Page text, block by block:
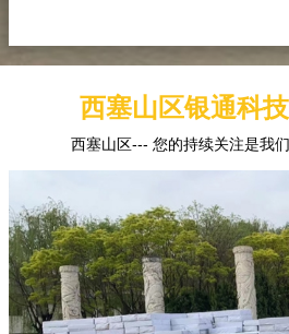
西塞山区银通科
西塞山区--- 您的持续关注是我